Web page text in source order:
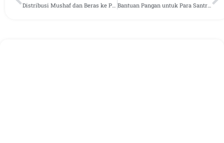
Bantuan Pangan untuk Para Santri Yatim Ponpes I’anatul Salafiyyah Cianjur Jawa Barat